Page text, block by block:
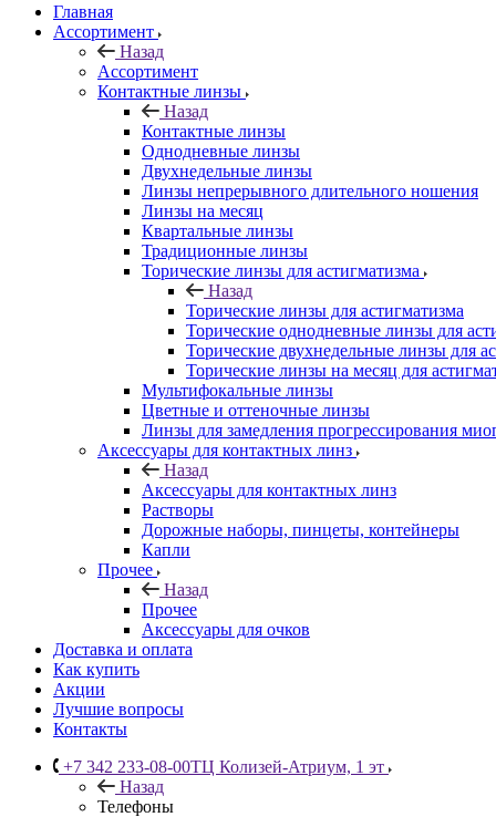
Главная
Ассортимент
Назад
Ассортимент
Контактные линзы
Назад
Контактные линзы
Однодневные линзы
Двухнедельные линзы
Линзы непрерывного длительного ношения
Линзы на месяц
Квартальные линзы
Традиционные линзы
Торические линзы для астигматизма
Назад
Торические линзы для астигматизма
Торические однодневные линзы для
Торические двухнедельные линзы для
Торические линзы на месяц для
Мультифокальные линзы
Цветные и оттеночные линзы
Линзы для замедления прогрессирования
Аксессуары для контактных линз
Назад
Аксессуары для контактных линз
Растворы
Дорожные наборы, пинцеты, контейнеры
Капли
Прочее
Назад
Прочее
Аксессуары для очков
Доставка и оплата
Как купить
Акции
Лучшие вопросы
Контакты
+7 342 233-08-00ТЦ Колизей-Атриум, 1 эт
Назад
Телефоны